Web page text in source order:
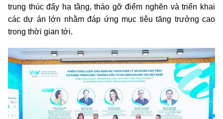
trung thúc đẩy hạ tầng, tháo gỡ điểm nghẽn và triển khai
các dự án lớn nhằm đáp ứng mục tiêu tăng trưởng cao
trong thời gian tới.